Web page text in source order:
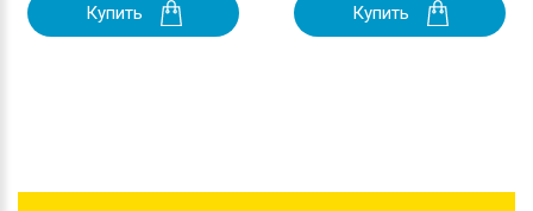
Купить Купить